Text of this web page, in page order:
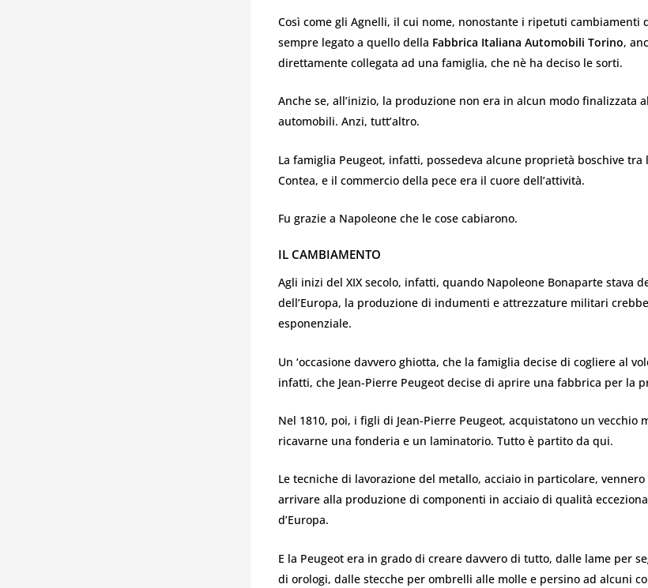
Così come gli Agnelli, il cui nome, nonostante i ripetuti cambiamenti
sempre legato a quello della Fabbrica Italiana Automobili Torino,
direttamente collegata ad una famiglia, che nè ha deciso le sorti.
Anche se, all’inizio, la produzione non era in alcun modo finalizzata
automobili. Anzi, tutt’altro.
La famiglia Peugeot, infatti, possedeva alcune proprietà boschive tra
Contea, e il commercio della pece era il cuore dell’attività.
Fu grazie a Napoleone che le cose cabiarono.
IL CAMBIAMENTO
Agli inizi del XIX secolo, infatti, quando Napoleone Bonaparte stava
dell’Europa, la produzione di indumenti e attrezzature militari
esponenziale.
Un ‘occasione davvero ghiotta, che la famiglia decise di cogliere al
infatti, che Jean-Pierre Peugeot decise di aprire una fabbrica per la
Nel 1810, poi, i figli di Jean-Pierre Peugeot, acquistatono un vecchio
ricavarne una fonderia e un laminatorio. Tutto è partito da qui.
Le tecniche di lavorazione del metallo, acciaio in particolare,
arrivare alla produzione di componenti in acciaio di qualità
d’Europa.
E la Peugeot era in grado di creare davvero di tutto, dalle lame per
di orologi, dalle stecche per ombrelli alle molle e persino ad alcuni